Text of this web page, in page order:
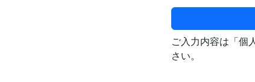
ご入力内容は「個
さい。